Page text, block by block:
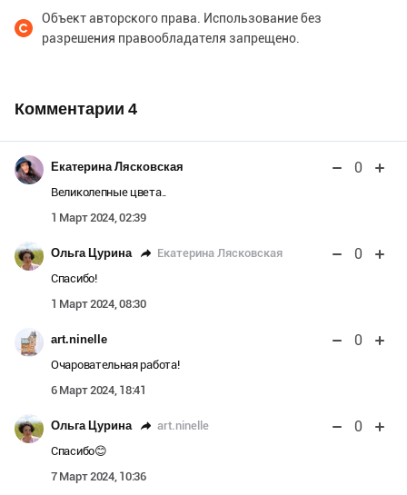
Объект авторского права. Использование без
разрешения правообладателя запрещено.
Комментарии 4
Екатерина Лясковская 0
Великолепные цвета..
1 Март 2024, 02:39
Ольга Цурина Екатерина Лясковская 0
Спасибо!
1 Март 2024, 08:30
art.ninelle 0
Очаровательная работа!
6 Март 2024, 18:41
Ольга Цурина art.ninelle 0
Спасибо😊
7 Март 2024, 10:36